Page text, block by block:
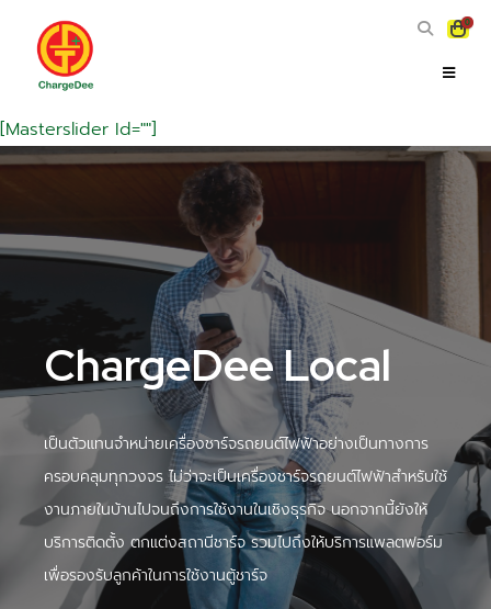
0
[masterslider Id=""]
ChargeDee Local
เป็นตัวแทนจำหน่ายเครื่องชาร์จรถยนต์ไฟฟ้าอย่างเป็นทางการ
ครอบคลุมทุกวงจร ไม่ว่าจะเป็นเครื่องชาร์จรถยนต์ไฟฟ้าสำหรับใช้
งานภายในบ้านไปจนถึงการใช้งานในเชิงธุรกิจ นอกจากนี้ยังให้
บริการติดตั้ง ตกแต่งสถานีชาร์จ รวมไปถึงให้บริการแพลตฟอร์ม
เพื่อรองรับลูกค้าในการใช้งานตู้ชาร์จ